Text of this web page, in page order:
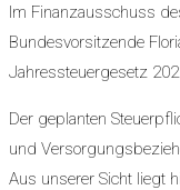
Im Finanzausschuss
Bundesvorsitzende
Jahressteuergesetz
Der geplanten
und
Aus unserer Sicht liegt